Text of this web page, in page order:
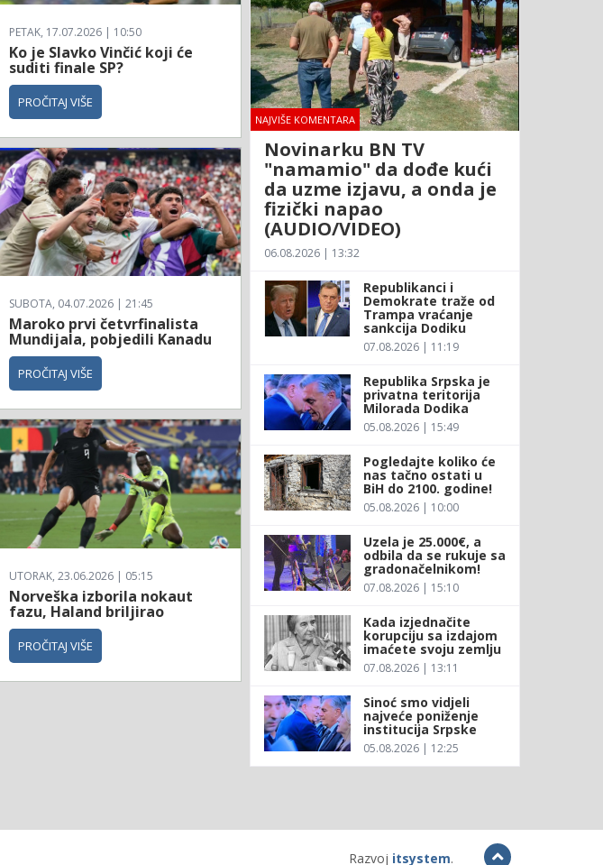
PETAK, 17.07.2026 | 10:50
Ko je Slavko Vinčić koji će
suditi finale SP?
PROČITAJ VIŠE
SUBOTA, 04.07.2026 | 21:45
Maroko prvi četvrfinalista
Mundijala, pobjedili Kanadu
PROČITAJ VIŠE
UTORAK, 23.06.2026 | 05:15
Norveška izborila nokaut
fazu, Haland briljirao
PROČITAJ VIŠE
NAJVIŠE KOMENTARA
Novinarku BN TV
"namamio" da dođe kući
da uzme izjavu, a onda je
fizički napao
(AUDIO/VIDEO)
06.08.2026 | 13:32
Republikanci i
Demokrate traže od
Trampa vraćanje
sankcija Dodiku
07.08.2026 | 11:19
Republika Srpska je
privatna teritorija
Milorada Dodika
05.08.2026 | 15:49
Pogledajte koliko će
nas tačno ostati u
BiH do 2100. godine!
05.08.2026 | 10:00
Uzela je 25.000€, a
odbila da se rukuje sa
gradonačelnikom!
07.08.2026 | 15:10
Kada izjednačite
korupciju sa izdajom
imaćete svoju zemlju
07.08.2026 | 13:11
Sinoć smo vidjeli
najveće poniženje
institucija Srpske
05.08.2026 | 12:25
Razvoj itsystem.